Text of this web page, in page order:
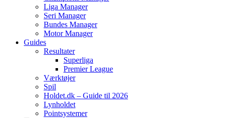
Liga Manager
Seri Manager
Bundes Manager
Motor Manager
Guides
Resultater
Superliga
Premier League
Værktøjer
Spil
Holdet.dk – Guide til 2026
Lynholdet
Pointsystemer